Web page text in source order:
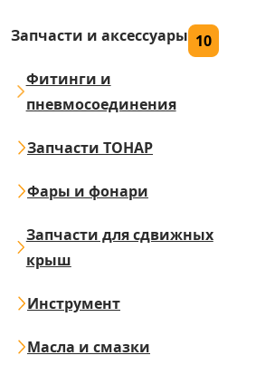
Запчасти и аксессуары 10
Фитинги и
пневмосоединения
Запчасти ТОНАР
Фары и фонари
Запчасти для сдвижных
крыш
Инструмент
Масла и смазки